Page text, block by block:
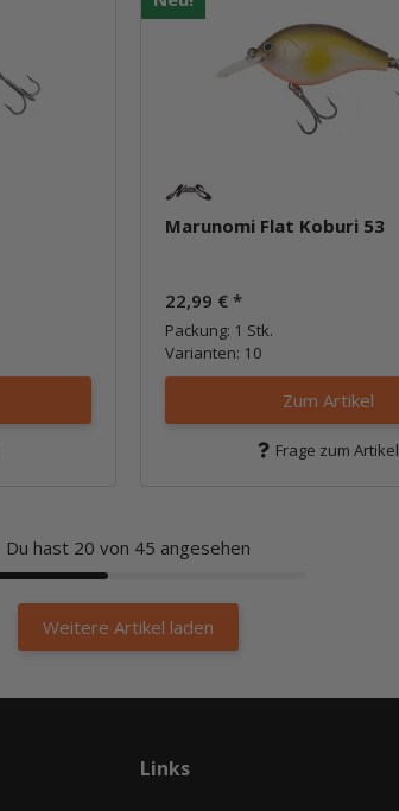
Marunomi Flat Koburi 53
22,99 € *
Packung: 1 Stk.
Varianten: 10
Zum Artikel
Frage zum Artikel
Du hast 20 von 45 angesehen
Weitere Artikel laden
Links